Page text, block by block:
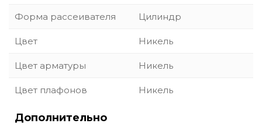
Форма рассеивателя Цилиндр
Цвет Никель
Цвет арматуры Никель
Цвет плафонов Никель
Дополнительно